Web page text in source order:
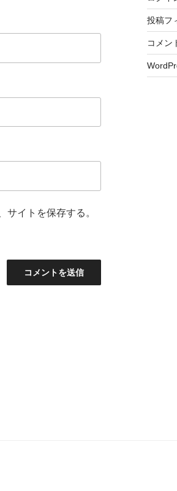
イトを保存する。
投稿フ
コメン